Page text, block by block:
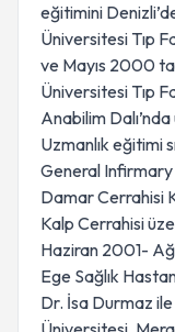
eğitimini
Üniversitesi Tıp
ve Mayıs 2000
Üniversitesi Tıp
Anabilim
Uzmanlık eğitimi
General
Damar Cerrahisi
Kalp Cerrahisi
Haziran 2001-
Ege Sağlık
Dr. İsa Durmaz